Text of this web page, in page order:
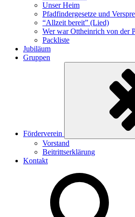
Unser Heim
Pfadfindergesetze und
“Allzeit bereit” (Lied)
Wer war Ottheinrich von der
Packliste
Jubiläum
Gruppen
Förderverein
Vorstand
Beitrittserklärung
Kontakt